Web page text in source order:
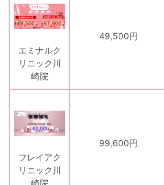
エミナルク
リニック川
崎院
49,500円
フレイアク
リニック川
99,600円